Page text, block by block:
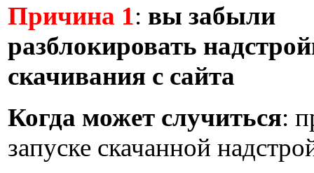
Причина 1: вы забыли
разблокировать
скачивания с сайта
Когда может случиться:
запуске скачанной